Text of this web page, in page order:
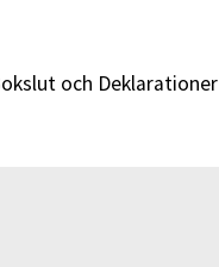
och Deklarationer